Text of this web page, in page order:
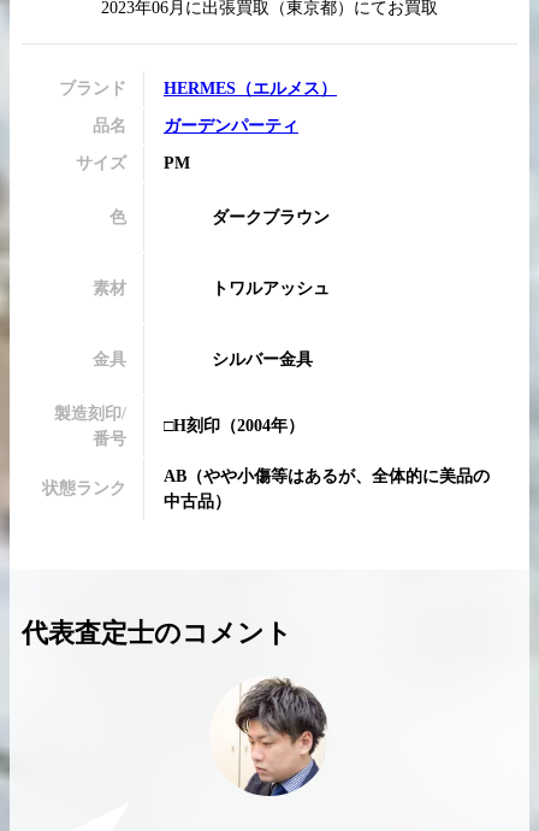
2026.04.10
高く売るためのポイントを徹底解説
2023年06月 に出張買取 （東京都）にてお買取
ブランド HERMES （エルメス ）
品名 ガーデンパーティ
サイズ PM
色 ダークブラウン
素材 トワルアッシュ
金具 シルバー金具
製造刻印/
番号
□H刻印 （2004年）
状態ランク
AB （やや小傷等はあるが、全体的に美品の
中古品）
代表査定士のコメント